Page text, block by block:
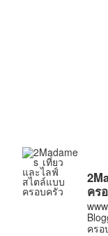
ไต้หวัน
ฟิลิปปินส์
ออสเตรเลีย
คร
ครอ